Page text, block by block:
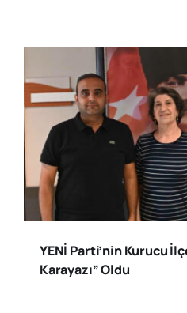
YENİ Parti’nin Kurucu
Karayazı” Oldu